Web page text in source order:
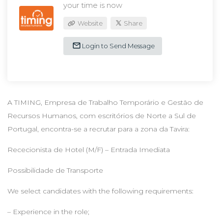
your time is now
Website Share
Login to Send Message
A TIMING, Empresa de Trabalho Temporário e Gestão de
Recursos Humanos, com escritórios de Norte a Sul de
Portugal, encontra-se a recrutar para a zona da Tavira:
Rececionista de Hotel (M/F) – Entrada Imediata
Possibilidade de Transporte
We select candidates with the following requirements:
– Experience in the role;